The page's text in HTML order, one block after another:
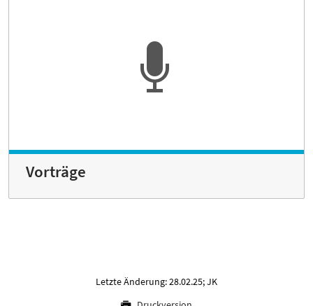
Vorträge
Letzte Änderung: 28.02.25; JK